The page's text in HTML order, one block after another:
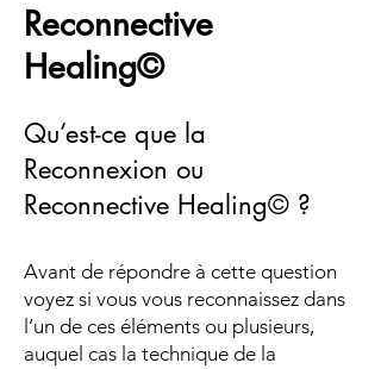
Reconnective
Healing©
Qu’est-ce que la
Reconnexion ou
Reconnective Healing© ?
Avant de répondre à cette question
voyez si vous vous reconnaissez dans
l’un de ces éléments ou plusieurs,
auquel cas la technique de la